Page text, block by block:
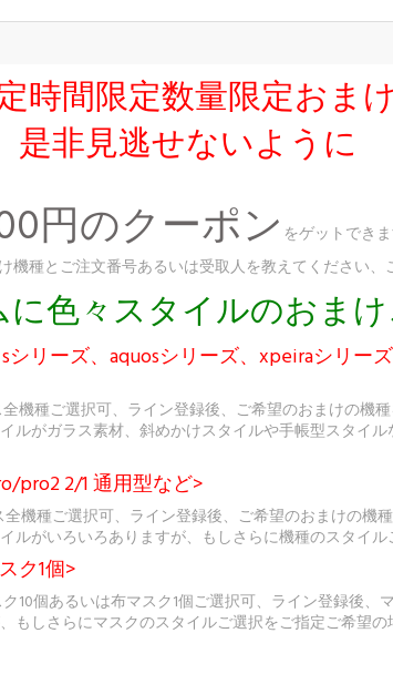
時間限定数量限定おま
非見逃せないように
円のクーポン をゲットでき
種とご注文番号あるいは受取人を教えてください
に色々スタイルのおま
リーズ、aquosシリーズ、xpeiraシリ
機種ご選択可、ライン登録後、ご希望のおまけの機
ルがガラス素材、斜めかけスタイルや手帳型スタイ
pro2 2/1 通用型など>
全機種ご選択可、ライン登録後、ご希望のおまけの
ルがいろいろありますが、もしさらに機種のスタイ
ク1個>
10個あるいは布マスク1個ご選択可、ライン登録後
もしさらにマスクのスタイルご選択をご指定ご希望